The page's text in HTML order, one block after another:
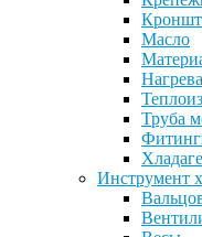
Масло
Труба
Инструмент